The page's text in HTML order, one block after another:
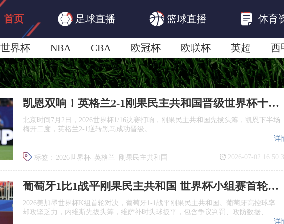
首页 足球直播 篮球直播 体育
世界杯 NBA CBA 欧冠杯 欧联杯 英超 西
欧洲杯 澳超 美洲杯 亚冠杯 世俱杯 欧国联A
凯恩双响！英格兰2-1刚果民主共和国晋级世界杯十六强
北京时间7月2日，2026世界杯1/16决赛打响，刚果民主共和国先拔头筹，凯恩下半场
梅开二度，英格兰2-1逆转黑马成功晋级。
标签 : 2026世界杯 英格兰
刚果民主共和国
英格兰2-1刚果民主共和国 凯恩
详
2026-07-02 16:50:31
葡萄牙1比1战平刚果民主共和国 世界杯小组赛首轮赛况复盘
2026美加墨世界杯K组首轮对决，葡萄牙1-1战平刚果民主共和国。葡萄牙高控球率
却攻坚乏力，内维斯先拔头筹，维萨补时头球扳平，包含争议判罚、攻防数据、 ...
详